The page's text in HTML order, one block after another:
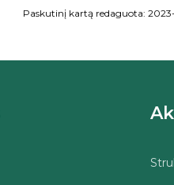
Paskutinį kartą redaguota: